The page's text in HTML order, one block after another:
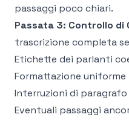
passaggi poco chiari.
Passata 3: Controllo di
trascrizione completa
Etichette dei parlanti
Formattazione uniforme
Interruzioni di
Eventuali passaggi